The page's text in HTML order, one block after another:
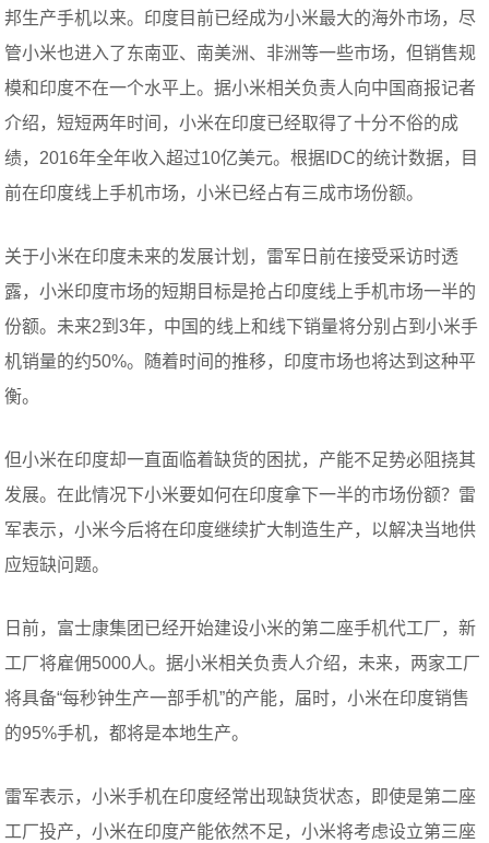
邦生产手机以来。印度目前已经成为小米最大的海外市场，尽
管小米也进入了东南亚、南美洲、非洲等一些市场，但销售规
模和印度不在一个水平上。据小米相关负责人向中国商报记者
介绍，短短两年时间，小米在印度已经取得了十分不俗的成
绩，2016年全年收入超过10亿美元。根据IDC的统计数据，目
前在印度线上手机市场，小米已经占有三成市场份额。
关于小米在印度未来的发展计划，雷军日前在接受采访时透
露，小米印度市场的短期目标是抢占印度线上手机市场一半的
份额。未来2到3年，中国的线上和线下销量将分别占到小米手
机销量的约50%。随着时间的推移，印度市场也将达到这种平
衡。
但小米在印度却一直面临着缺货的困扰，产能不足势必阻挠其
发展。在此情况下小米要如何在印度拿下一半的市场份额？雷
军表示，小米今后将在印度继续扩大制造生产，以解决当地供
应短缺问题。
日前，富士康集团已经开始建设小米的第二座手机代工厂，新
工厂将雇佣5000人。据小米相关负责人介绍，未来，两家工厂
将具备“每秒钟生产一部手机”的产能，届时，小米在印度销售
的95%手机，都将是本地生产。
雷军表示，小米手机在印度经常出现缺货状态，即使是第二座
工厂投产，小米在印度产能依然不足，小米将考虑设立第三座